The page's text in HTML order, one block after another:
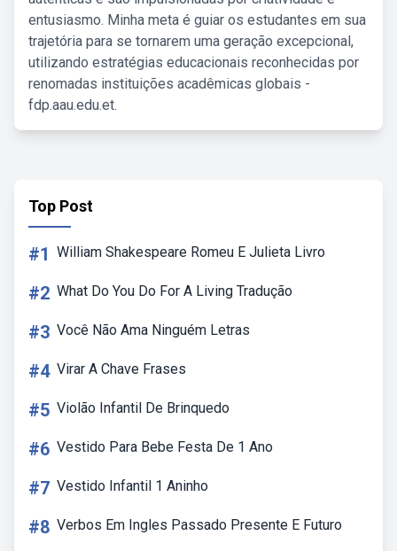
entusiasmo. Minha meta é guiar os estudantes em sua
trajetória para se tornarem uma geração excepcional,
utilizando estratégias educacionais reconhecidas por
renomadas instituições acadêmicas globais -
fdp.aau.edu.et.
Top Post
#1 William Shakespeare Romeu E Julieta Livro
#2 What Do You Do For A Living Tradução
#3 Você Não Ama Ninguém Letras
#4 Virar A Chave Frases
#5 Violão Infantil De Brinquedo
#6 Vestido Para Bebe Festa De 1 Ano
#7 Vestido Infantil 1 Aninho
#8 Verbos Em Ingles Passado Presente E Futuro